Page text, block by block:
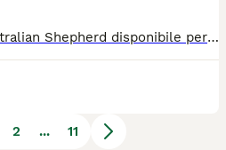
Splendida cucciola di Australian Shepherd disponibile per famiglia amorevole. Nata il 02/05/2026 da genitori testati per le patologie di razza, lastrati ufficialmente, con visita oculistica e multi campioni di bellezza. I piccoli sono cresciuti in ambiente casalingo, socializzati con persone di ogni età ed altri animali. Rimane disponibile alla prenotazione: - femmina Red tricolor coda lunga, 3 mesi. Già pronta per il ritiro, molto educata e socievole, verrà consegnata con il ciclo vaccinale completo (3 vaccini), chip, pedigree, sverminata, libretto sanitario con test delle feci eseguito prima della consegna, copie di tutti i documenti sanitari dei genitori, puppy kit. Andate a visitare il nostro sito The Promised Land Australian Shepherd, non esitate a contattarci per video e info.
2 ... 11